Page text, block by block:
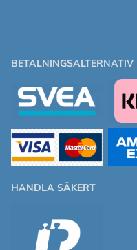
BETALNINGSALTERNATIV
HANDLA SÄKERT